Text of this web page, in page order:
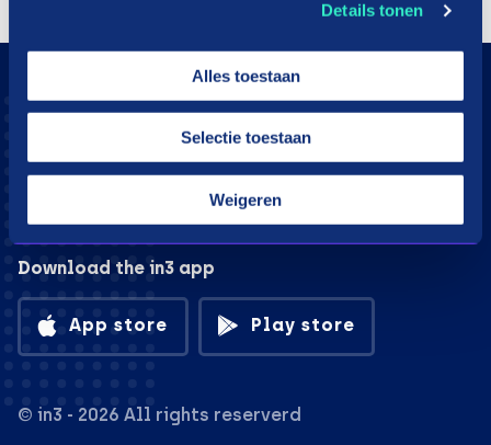
Details tonen
Alles toestaan
Selectie toestaan
Weigeren
Download the in3 app
App store Play store
© in3 - 2026 All rights reserverd